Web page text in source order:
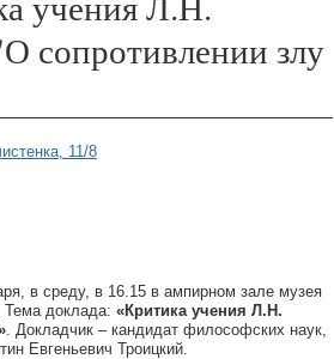
сопротивлении злу
11/8
в среду, в 16.15 в ампирном зале музея
Тема доклада: «Критика учения Л.Н.
. Докладчик – кандидат философских наук,
Евгеньевич Троицкий.